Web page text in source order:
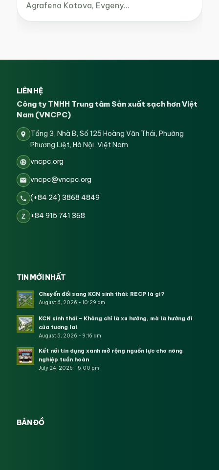
Agrafena Kotova, Evgeny…
LIÊN HỆ
Công ty TNHH Trung tâm Sản xuất sạch hơn Việt
Nam (VNCPC)
Tầng 3, Nhà B, Số 125 Hoàng Văn Thái, Phường
Phương Liệt, Hà Nội, Việt Nam
vncpc.org
vncpc@vncpc.org
(+84 24) 3868 4849
Z +84 915 741 368
TIN MỚI NHẤT
Chuyển đổi sang KCN sinh thái: RECP là gì?
August 6, 2026 - 10:29 am
KCN sinh thái – Không chỉ là xu hướng, mà là hướng đi
của tương lai
August 5, 2026 - 9:16 am
Kết nối tín dụng xanh mở rộng nguồn lực cho nông
nghiệp tuần hoàn
July 24, 2026 - 5:00 pm
BẢN ĐỒ